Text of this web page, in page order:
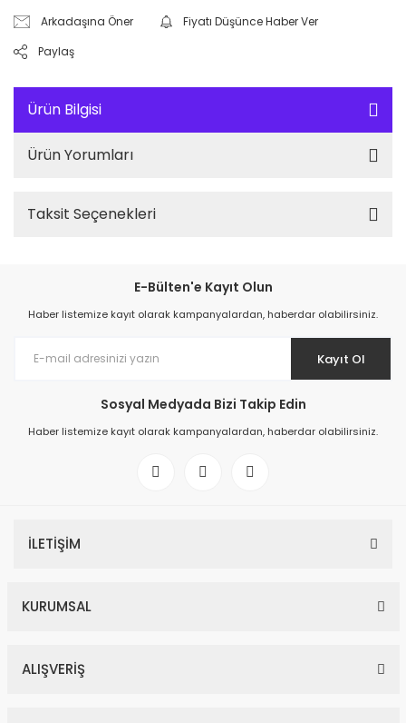
Arkadaşına Öner
Fiyatı Düşünce Haber Ver
Paylaş
Ürün Bilgisi
Ürün Yorumları
Taksit Seçenekleri
E-Bülten'e Kayıt Olun
Haber listemize kayıt olarak kampanyalardan, haberdar olabilirsiniz.
Kayıt Ol
Sosyal Medyada Bizi Takip Edin
Haber listemize kayıt olarak kampanyalardan, haberdar olabilirsiniz.
İLETİŞİM
KURUMSAL
ALIŞVERİŞ